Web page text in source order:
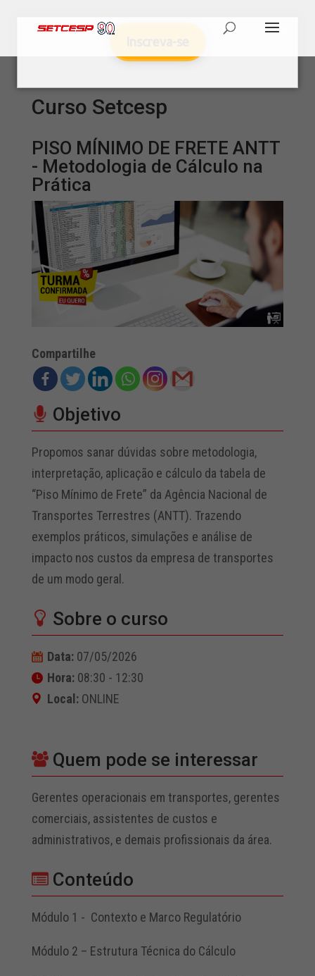
Curso Setcesp
PISO MÍNIMO DE FRETE ANTT
- Metodologia de Cálculo na
Prática
Compartilhe
Objetivo
Propomos sanar dúvidas sobre metodologia,
interpretação, aplicação e cálculo da tabela de
“Piso Mínimo de Frete” da Agência Nacional de
Transportes Terrestres (ANTT). Trazendo
exemplos práticos, simulações e análise de
impacto nos custos da empresa de transportes
de um modo geral.
Sobre o curso
Data:07/05/2026
Hora:08:30 - 12:30
Local:ONLINE
Quem pode se interessar
Gerentes operacionais em transportes, gerentes
comerciais, assistentes de custos e
administrativos, e demais profissionais da área.
Conteúdo
Módulo 1 - Contexto e Marco Regulatório
Módulo 2 – Estrutura Técnica do Cálculo